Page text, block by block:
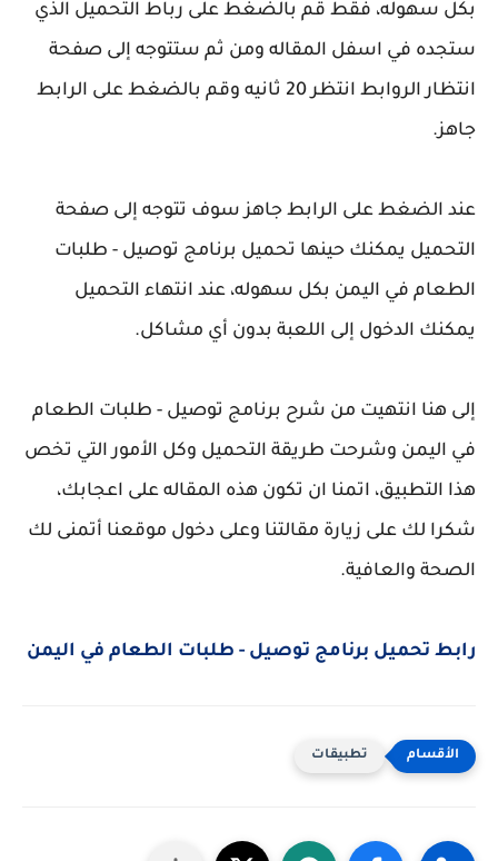
بكل سهوله، فقط قم بالضغط على رباط التحميل الذي
ستجده في اسفل المقاله ومن ثم ستتوجه إلى صفحة
انتظار الروابط انتظر 20 ثانيه وقم بالضغط على الرابط
جاهز.
عند الضغط على الرابط جاهز سوف تتوجه إلى صفحة
التحميل يمكنك حينها تحميل برنامج توصيل - طلبات
الطعام في اليمن بكل سهوله، عند انتهاء التحميل
يمكنك الدخول إلى اللعبة بدون أي مشاكل.
إلى هنا انتهيت من شرح برنامج توصيل - طلبات الطعام
في اليمن وشرحت طريقة التحميل وكل الأمور التي تخص
هذا التطبيق، اتمنا ان تكون هذه المقاله على اعجابك،
شكرا لك على زيارة مقالتنا وعلى دخول موقعنا أتمنى لك
الصحة والعافية.
رابط تحميل برنامج توصيل - طلبات الطعام في اليمن
تطبيقات